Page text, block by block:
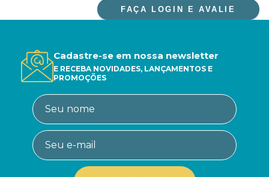
FAÇA LOGIN E AVALIE
Cadastre-se em nossa newsletter
E RECEBA NOVIDADES, LANÇAMENTOS E
PROMOÇÕES